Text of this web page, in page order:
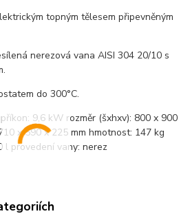
topným tělesem připevněným
nerezová vana AISI 304 20/10 s
do 300°C.
9,6 kW rozměr (šxhxv): 800 x 900
x 590 x 225 mm hmotnost: 147 kg
l provedení vany: nerez